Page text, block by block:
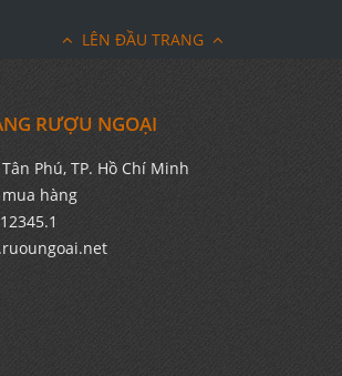
LÊN ĐẦU TRANG
RƯỢU NGOẠI
Phú, TP. Hồ Chí Minh
mua hàng